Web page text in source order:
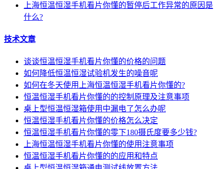
上海恒温恒湿手机看片你懂的暂停后工作异常的原因是
什么?
技术文章
谈谈恒温恒湿手机看片你懂的价格的问题
如何降低恒温恒湿试验机发生的噪音呢
如何在冬天使用上海恒温恒湿手机看片你懂的?
恒温恒湿手机看片你懂的的控制原理及注意事项
桌上型恒温恒湿箱使用中漏电了怎么办呢
恒温恒湿手机看片你懂的价格怎么决定
恒温恒湿手机看片你懂的零下180摄氏度要多少钱?
上海恒温恒湿手机看片你懂的使用注意事项
恒温恒湿手机看片你懂的的应用和特点